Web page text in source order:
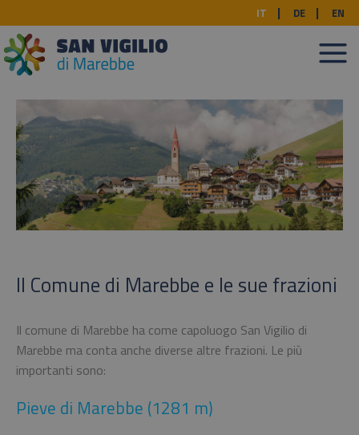
IT DE EN
Il Comune di Marebbe e le sue frazioni
Il comune di Marebbe ha come capoluogo San Vigilio di
Marebbe ma conta anche diverse altre frazioni. Le più
importanti sono:
Pieve di Marebbe (1281 m)